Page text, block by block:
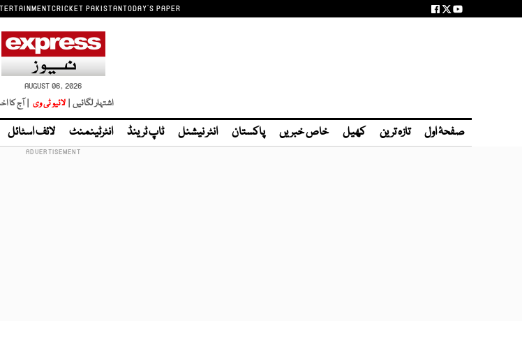
CRICKET PAKISTANTODAY'S PAPER
AUGUST 06, 2026
اشتہار لگائیں | لائیو ٹی وی | آج کا
صفحۂ اول تازہ ترین کھیل خاص خبریں پاکستان انٹر نیشنل ٹاپ ٹرینڈ انٹرٹینمنٹ لائف اسٹائل